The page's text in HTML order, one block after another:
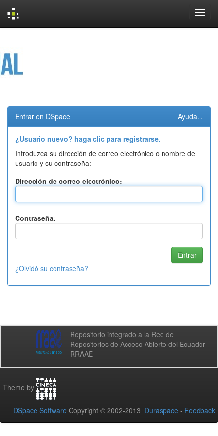
Entrar en DSpace Ayuda...
¿Usuario nuevo? haga clic para registrarse.
Introduzca su dirección de correo electrónico o nombre de
usuario y su contraseña:
Dirección de correo electrónico:
Contraseña:
¿Olvidó su contraseña?
Repositorio integrado a la Red de
Repositorios de Acceso Abierto del Ecuador -
RRAAE
Theme by
DSpace Software Copyright © 2002-2013 Duraspace - Feedback